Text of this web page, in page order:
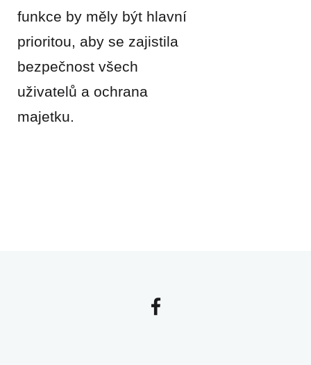
funkce by měly být hlavní
prioritou, aby se zajistila
bezpečnost všech
uživatelů a ochrana
majetku.